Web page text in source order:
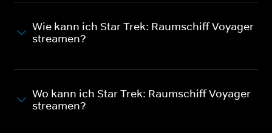
Wie kann ich Star Trek: Raumschiff Voyager
streamen?
Wo kann ich Star Trek: Raumschiff Voyager
streamen?